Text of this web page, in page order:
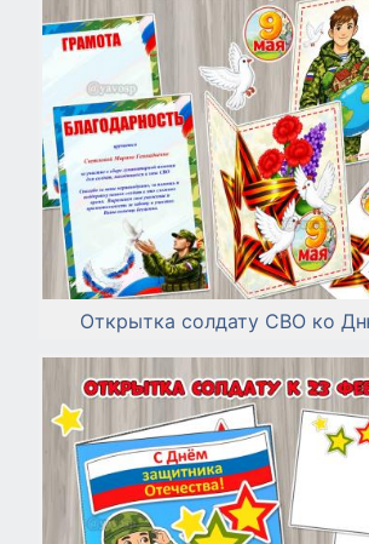
Открытка солдату СВО ко